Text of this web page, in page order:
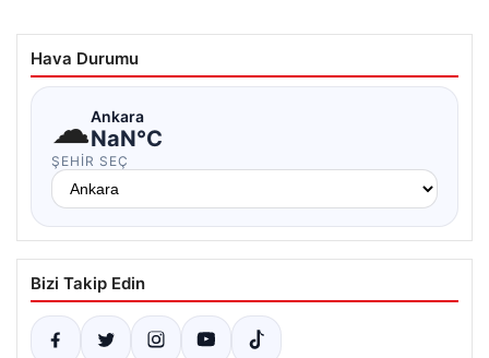
Hava Durumu
☁Ankara
NaN°C
ŞEHIR SEÇ
Bizi Takip Edin